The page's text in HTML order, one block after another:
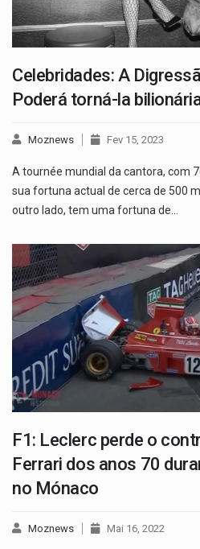
Celebridades: A
Poderá torná-la
Moznews Fev 15, 2023
A tournée mundial da cantora, com
sua fortuna actual de cerca de 500
outro lado, tem uma fortuna de…
F1: Leclerc perde o
Ferrari dos anos 70
no Mónaco
Moznews Mai 16, 2022